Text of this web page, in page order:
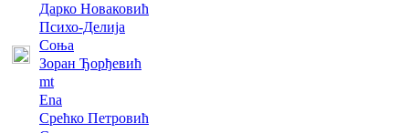
Дарко Новаковић
Психо-Делија
Соња
Зоран Ђорђевић
mt
Ena
Срећко Петровић